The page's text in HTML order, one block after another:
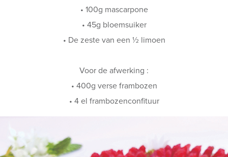
• 100g mascarpone
• 45g bloemsuiker
• De zeste van een ½ limoen
Voor de afwerking :
• 400g verse frambozen
• 4 el frambozenconfituur